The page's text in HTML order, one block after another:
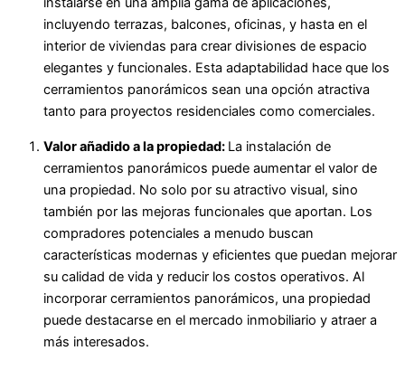
incluyendo terrazas, balcones, oficinas, y hasta en el
interior de viviendas para crear divisiones de espacio
elegantes y funcionales. Esta adaptabilidad hace que los
cerramientos panorámicos sean una opción atractiva
tanto para proyectos residenciales como comerciales.
Valor añadido a la propiedad: La instalación de
cerramientos panorámicos puede aumentar el valor de
una propiedad. No solo por su atractivo visual, sino
también por las mejoras funcionales que aportan. Los
compradores potenciales a menudo buscan
características modernas y eficientes que puedan mejorar
su calidad de vida y reducir los costos operativos. Al
incorporar cerramientos panorámicos, una propiedad
puede destacarse en el mercado inmobiliario y atraer a
más interesados.